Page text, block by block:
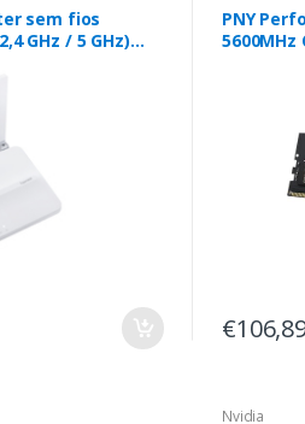
sem fios
GHz / 5 GHz)
PNY
5600MHz
Nvidia